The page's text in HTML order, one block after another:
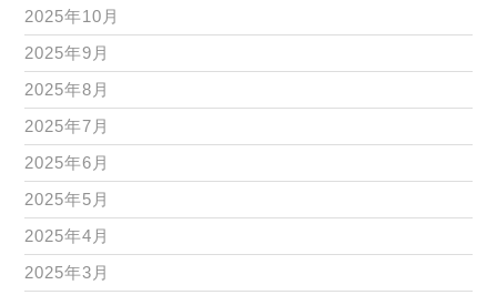
2025年10月
2025年9月
2025年8月
2025年7月
2025年6月
2025年5月
2025年4月
2025年3月